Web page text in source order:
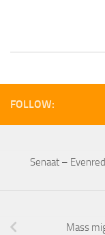
FOLLOW:
Senaat –
Mass